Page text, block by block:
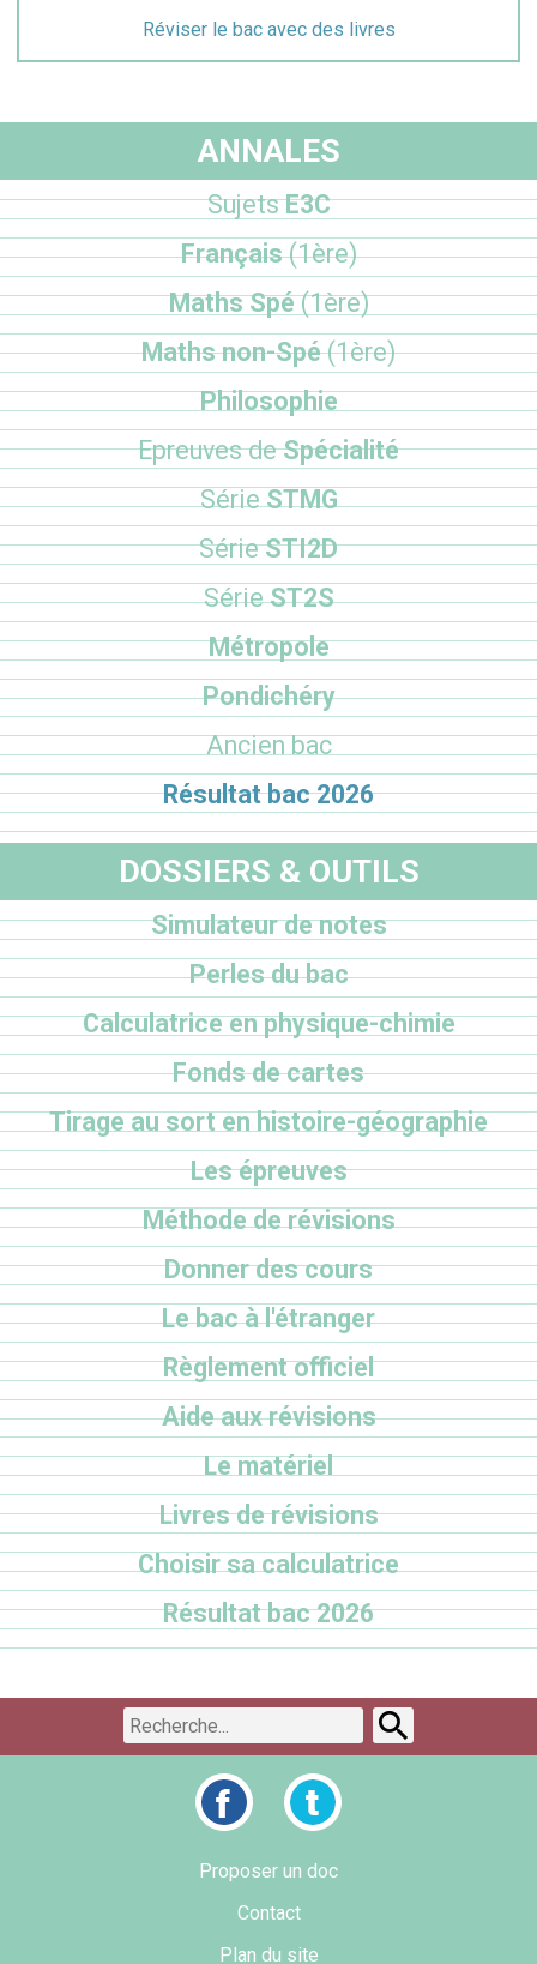
Réviser le bac avec des livres
ANNALES
SujetsE3C
Français(1ère)
Maths Spé(1ère)
Maths non-Spé(1ère)
Philosophie
Epreuves deSpécialité
SérieSTMG
SérieSTI2D
SérieST2S
Métropole
Pondichéry
Ancien bac
Résultat bac 2026
DOSSIERS & OUTILS
Simulateur de notes
Perles du bac
Calculatrice en physique-chimie
Fonds de cartes
Tirage au sort en histoire-géographie
Les épreuves
Méthode de révisions
Donner des cours
Le bac à l'étranger
Règlement officiel
Aide aux révisions
Le matériel
Livres de révisions
Choisir sa calculatrice
Résultat bac 2026
Proposer un doc
Contact
Plan du site